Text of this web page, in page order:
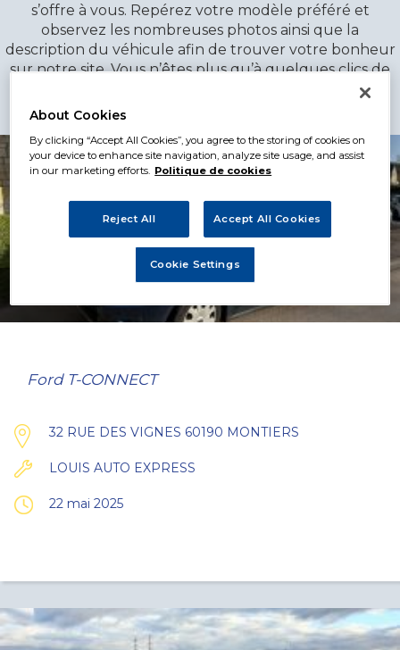
s’offre à vous. Repérez votre modèle préféré et
observez les nombreuses photos ainsi que la
description du véhicule afin de trouver votre bonheur
sur notre site. Vous n’êtes plus qu’à quelques clics de
Ford T-CONNECT
32 RUE DES VIGNES 60190 MONTIERS
LOUIS AUTO EXPRESS
22 mai 2025
About Cookies
By clicking “Accept All Cookies”, you agree to the storing of cookies on
your device to enhance site navigation, analyze site usage, and assist
in our marketing efforts. Politique de cookies
Reject All Accept All Cookies
Cookie Settings